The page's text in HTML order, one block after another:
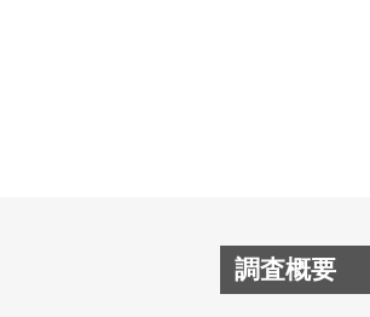
調査概要